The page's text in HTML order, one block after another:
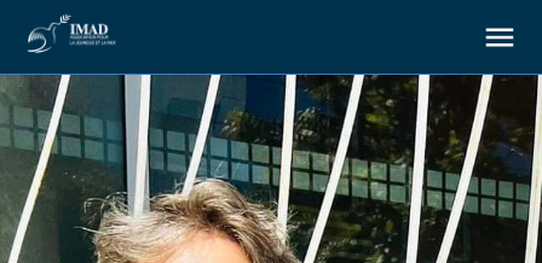
About us